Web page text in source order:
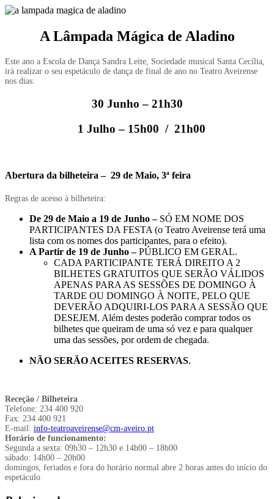
A Lâmpada Mágica de Aladino
Este ano a Escola de Dança Sandra Leite, Sociedade musical Santa Cecília,
irá realizar o seu espetáculo de dança de final de ano no Teatro Aveirense
nos dias:
30 Junho – 21h30
1 Julho – 15h00 / 21h00
Abertura da bilheteira – 29 de Maio, 3ª feira
Regras de acesso à bilheteira:
De 29 de Maio a 19 de Junho– SÓ EM NOME DOS
PARTICIPANTES DA FESTA (o Teatro Aveirense terá uma
lista com os nomes dos participantes, para o efeito).
A Partir de 19 de Junho–PÚBLICO EM GERAL.
CADA PARTICIPANTE TERÁ DIREITO A 2
BILHETES GRATUITOS QUE SERÃO VÁLIDOS
APENAS PARA AS SESSÕES DE DOMINGO À
TARDE OU DOMINGO À NOITE, PELO QUE
DEVERÃO ADQUIRI-LOS PARA A SESSÃO QUE
DESEJEM. Além destes poderão comprar todos os
bilhetes que queiram de uma só vez e para qualquer
uma das sessões, por ordem de chegada.
NÃO SERÃO ACEITES RESERVAS.
Receção / Bilheteira
Telefone: 234 400 920
Fax: 234 400 921
E-mail: info-teatroaveirense@cm-aveiro.pt
Horário de funcionamento:
Segunda a sexta: 09h30 – 12h30 e 14h00 – 18h00
sábado: 14h00 – 20h00
domingos, feriados e fora do horário normal abre 2 horas antes do início do
espetáculo